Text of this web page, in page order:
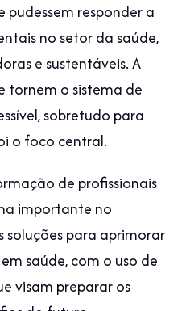
pudessem responder a
no setor da saúde,
e sustentáveis. A
tornem o sistema de
sobretudo para
o foco central.
de profissionais
importante no
soluções para aprimorar
saúde, com o uso de
visam preparar os